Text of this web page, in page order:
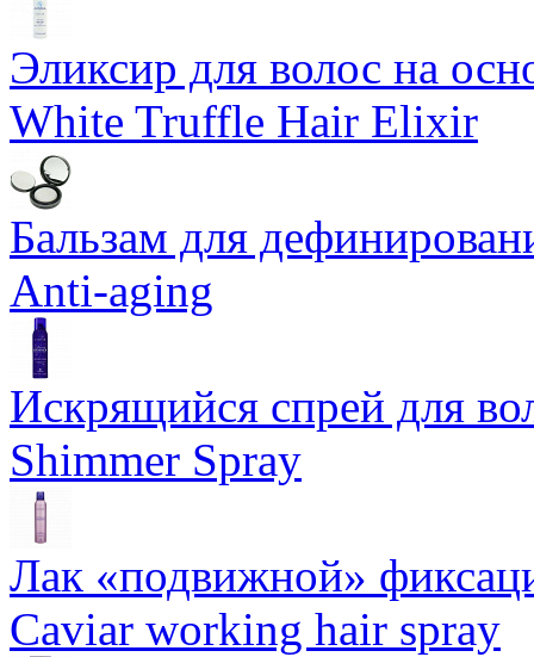
Эликсир для волос на
White Truffle Hair Elixir
Бальзам для
Anti-aging
Искрящийся спрей для
Shimmer Spray
Лак «подвижной»
Caviar working hair spray